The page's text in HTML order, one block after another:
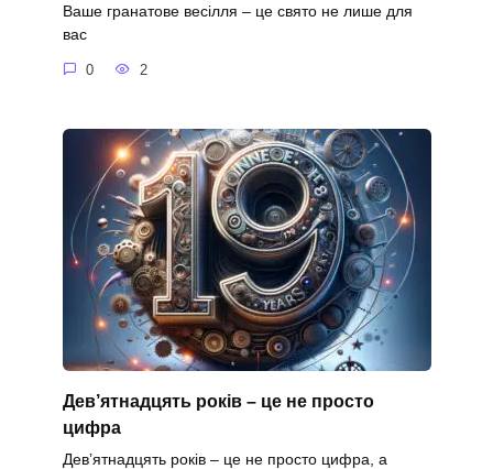
Ваше гранатове весілля – це свято не лише для
вас
0 2
Дев’ятнадцять років – це не просто
цифра
Дев’ятнадцять років – це не просто цифра, а